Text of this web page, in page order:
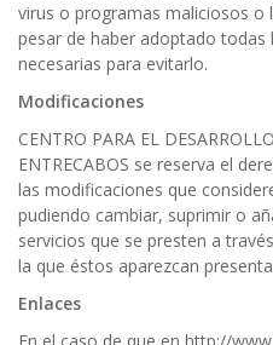
virus o programas maliciosos o
pesar de haber adoptado todas
necesarias para evitarlo.
Modificaciones
CENTRO PARA EL
ENTRECABOS se reserva el
las modificaciones que
pudiendo cambiar, suprimir o
servicios que se presten a
la que éstos aparezcan
Enlaces